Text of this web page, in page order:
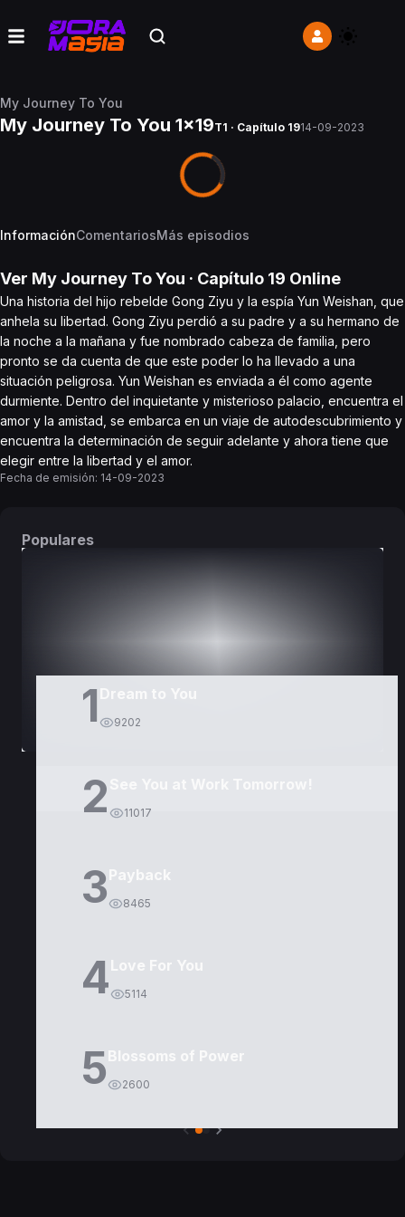
My Journey To You
My Journey To You 1x19T1 · Capítulo 1914-09-2023
InformaciónComentariosMás episodios
Ver My Journey To You · Capítulo 19 Online
Una historia del hijo rebelde Gong Ziyu y la espía Yun Weishan, que
anhela su libertad. Gong Ziyu perdió a su padre y a su hermano de
la noche a la mañana y fue nombrado cabeza de familia, pero
pronto se da cuenta de que este poder lo ha llevado a una
situación peligrosa. Yun Weishan es enviada a él como agente
durmiente. Dentro del inquietante y misterioso palacio, encuentra el
amor y la amistad, se embarca en un viaje de autodescubrimiento y
encuentra la determinación de seguir adelante y ahora tiene que
elegir entre la libertad y el amor.
Fecha de emisión: 14-09-2023
Populares
1 Dream to You
9202
2 11017
3Payback
8465
4Love For You
5114
5Blossoms of Power
2600